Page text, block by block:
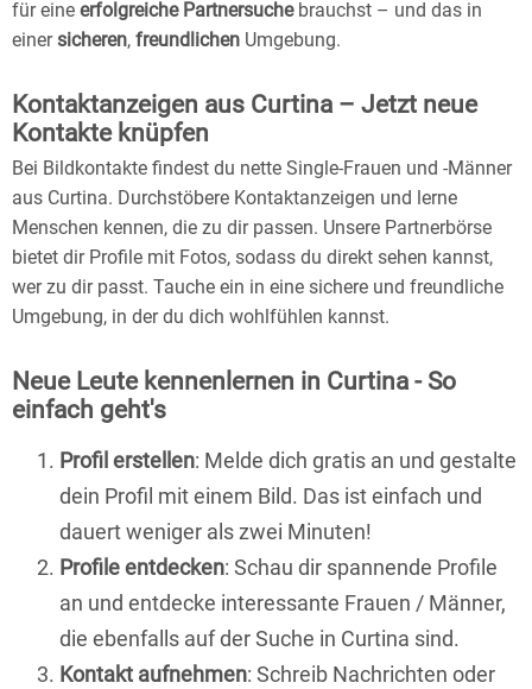
für eine erfolgreiche Partnersuchebrauchst – und das in
einer sicheren, freundlichen Umgebung.
Kontaktanzeigen aus Curtina – Jetzt neue
Kontakte knüpfen
Bei Bildkontakte findest du nette Single-Frauen und -Männer
aus Curtina. Durchstöbere Kontaktanzeigen und lerne
Menschen kennen, die zu dir passen. Unsere Partnerbörse
bietet dir Profile mit Fotos, sodass du direkt sehen kannst,
wer zu dir passt. Tauche ein in eine sichere und freundliche
Umgebung, in der du dich wohlfühlen kannst.
Neue Leute kennenlernen in Curtina - So
einfach geht's
Profil erstellen: Melde dich gratis an und gestalte
dein Profil mit einem Bild. Das ist einfach und
dauert weniger als zwei Minuten!
Profile entdecken: Schau dir spannende Profile
an und entdecke interessante Frauen / Männer,
die ebenfalls auf der Suche in Curtina sind.
Kontakt aufnehmen: Schreib Nachrichten oder